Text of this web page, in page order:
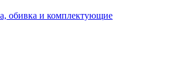
обивка и комплектующие